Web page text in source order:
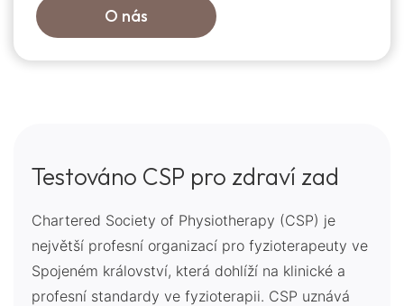
O nás
Testováno CSP pro zdraví zad
Chartered Society of Physiotherapy (CSP) je
největší profesní organizací pro fyzioterapeuty ve
Spojeném království, která dohlíží na klinické a
profesní standardy ve fyzioterapii. CSP uznává